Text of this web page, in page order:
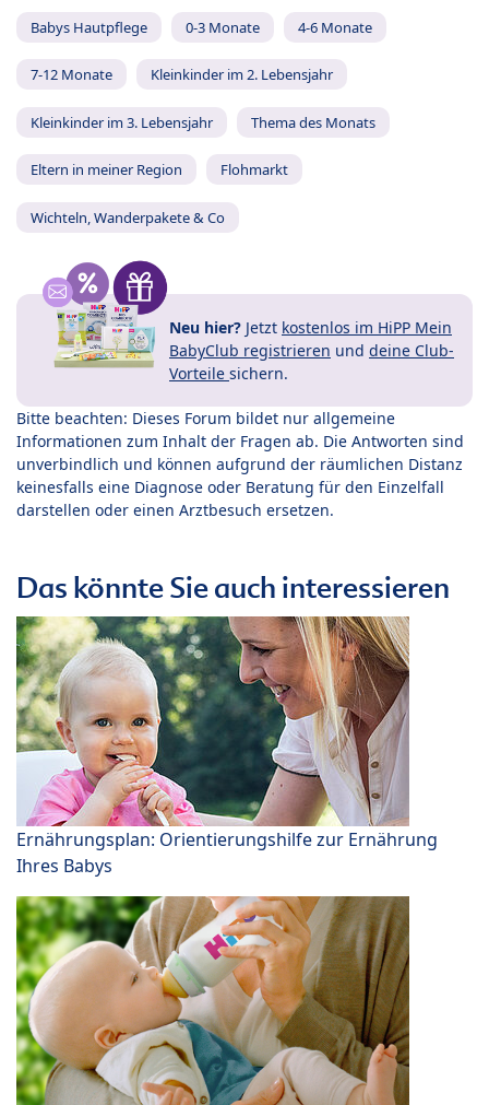
Babys Hautpflege 0-3 Monate 4-6 Monate
7-12 Monate Kleinkinder im 2. Lebensjahr
Kleinkinder im 3. Lebensjahr Thema des Monats
Eltern in meiner Region Flohmarkt
Wichteln, Wanderpakete & Co
Neu hier? Jetzt kostenlos im HiPP Mein
BabyClub registrieren und deine Club-
Vorteile sichern.
Bitte beachten: Dieses Forum bildet nur allgemeine
Informationen zum Inhalt der Fragen ab. Die Antworten sind
unverbindlich und können aufgrund der räumlichen Distanz
keinesfalls eine Diagnose oder Beratung für den Einzelfall
darstellen oder einen Arztbesuch ersetzen.
Das könnte Sie auch interessieren
Ernährungsplan: Orientierungshilfe zur Ernährung
Ihres Babys